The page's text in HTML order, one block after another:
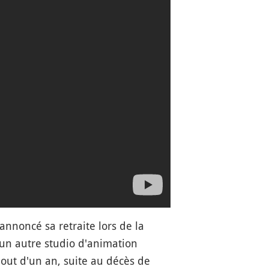
sa retraite lors de la
autre studio d'animation
d'un an, suite au décès de